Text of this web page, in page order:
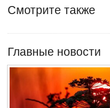
Смотрите также
Главные новости